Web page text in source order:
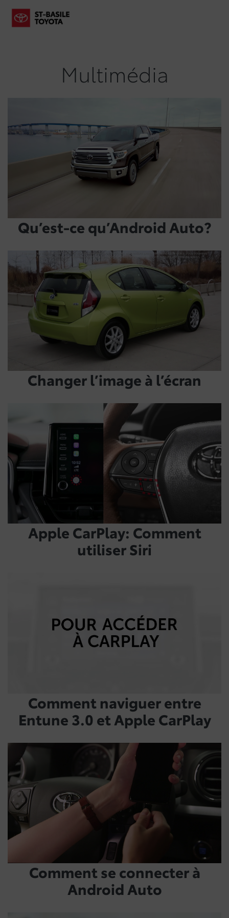
Multimédia
Qu’est-ce qu’Android Auto?
Changer l’image à l’écran
Apple CarPlay: Comment
utiliser Siri
Comment naviguer entre
Entune 3.0 et Apple CarPlay
Comment se connecter à
Android Auto